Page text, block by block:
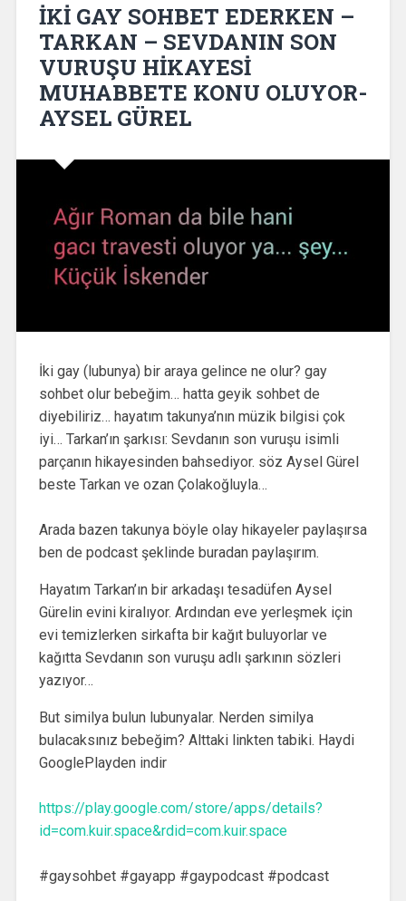
İKİ GAY SOHBET EDERKEN –
TARKAN – SEVDANIN SON
VURUŞU HİKAYESİ
MUHABBETE KONU OLUYOR-
AYSEL GÜREL
İki gay (lubunya) bir araya gelince ne olur? gay
sohbet olur bebeğim… hatta geyik sohbet de
diyebiliriz… hayatım takunya’nın müzik bilgisi çok
iyi… Tarkan’ın şarkısı: Sevdanın son vuruşu isimli
parçanın hikayesinden bahsediyor. söz Aysel Gürel
beste Tarkan ve ozan Çolakoğluyla…
Arada bazen takunya böyle olay hikayeler paylaşırsa
ben de podcast şeklinde buradan paylaşırım.
Hayatım Tarkan’ın bir arkadaşı tesadüfen Aysel
Gürelin evini kiralıyor. Ardından eve yerleşmek için
evi temizlerken sirkafta bir kağıt buluyorlar ve
kağıtta Sevdanın son vuruşu adlı şarkının sözleri
yazıyor…
But similya bulun lubunyalar. Nerden similya
bulacaksınız bebeğim? Alttaki linkten tabiki. Haydi
GooglePlayden indir
https://play.google.com/store/apps/details?
id=com.kuir.space&rdid=com.kuir.space
#gaysohbet #gayapp #gaypodcast #podcast